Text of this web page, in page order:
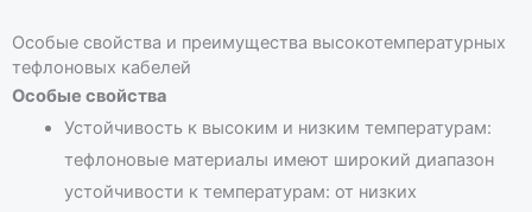
Особые свойства и преимущества высокотемпературных
тефлоновых кабелей
Особые свойства
Устойчивость к высоким и низким температурам:
тефлоновые материалы имеют широкий диапазон
устойчивости к температурам: от низких